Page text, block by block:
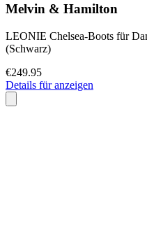
Melvin & Hamilton
LEONIE Chelsea-Boots für
(Schwarz)
€249.95
Details für anzeigen